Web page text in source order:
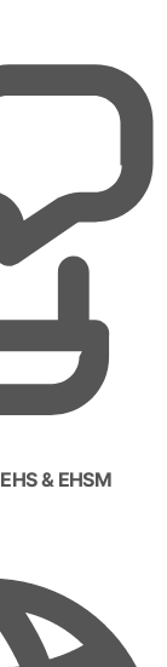
& EHSM